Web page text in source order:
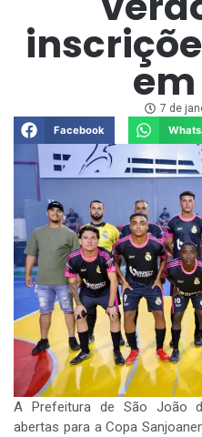
em
7 de
Facebook
A Prefeitura de São João
abertas para a Copa